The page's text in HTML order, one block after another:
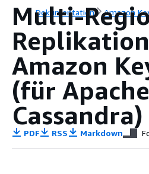
Dokumentation Amazon
Multi-
Amazon
(für Apache
Cassandra)
PDF RSS Markdown